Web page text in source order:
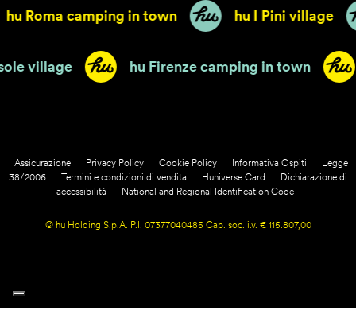
Roma camping in town hu I Pini village
village hu Firenze camping in town
Assicurazione Privacy Policy Cookie Policy Informativa Ospiti
Legge
38/2006
Termini e condizioni di vendita Huniverse Card
Dichiarazione di
accessibilità
National and Regional Identification Code
© hu Holding S.p.A. P.I. 07377040485 Cap. soc. i.v. € 115.807,00